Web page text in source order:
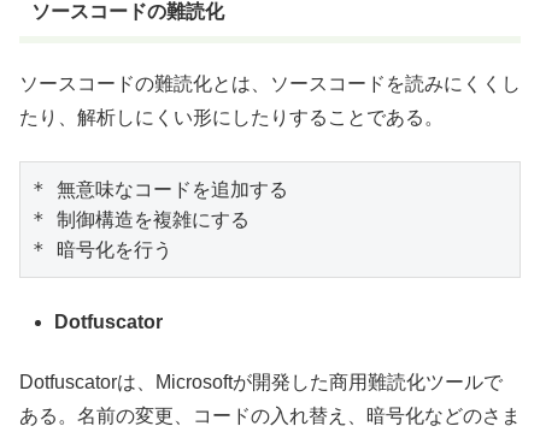
ソースコードの難読化
ソースコードの難読化とは、ソースコードを読みにくくし
たり、解析しにくい形にしたりすることである。
* 無意味なコードを追加する
* 制御構造を複雑にする
* 暗号化を行う
Dotfuscator
Dotfuscatorは、Microsoftが開発した商用難読化ツールで
ある。名前の変更、コードの入れ替え、暗号化などのさま